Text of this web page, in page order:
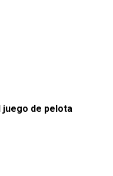
juego de pelota